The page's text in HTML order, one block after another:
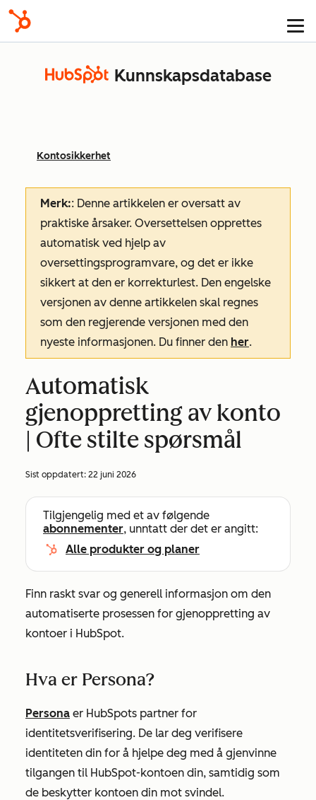
Kunnskapsdatabase
Kontosikkerhet
Merk:: Denne artikkelen er oversatt av
praktiske årsaker. Oversettelsen opprettes
automatisk ved hjelp av
oversettingsprogramvare, og det er ikke
sikkert at den er korrekturlest. Den engelske
versjonen av denne artikkelen skal regnes
som den regjerende versjonen med den
nyeste informasjonen. Du finner den her.
Automatisk
gjenoppretting av konto
| Ofte stilte spørsmål
Sist oppdatert: 22 juni 2026
Tilgjengelig med et av følgende
abonnementer, unntatt der det er angitt:
Alle produkter og planer
Finn raskt svar og generell informasjon om den
automatiserte prosessen for gjenoppretting av
kontoer i HubSpot.
Hva er Persona?
Persona er HubSpots partner for
identitetsverifisering. De lar deg verifisere
identiteten din for å hjelpe deg med å gjenvinne
tilgangen til HubSpot-kontoen din, samtidig som
de beskytter kontoen din mot svindel.